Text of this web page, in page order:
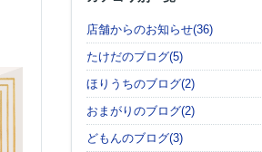
店舗からのお知らせ(36)
たけだのブログ(5)
ほりうちのブログ(2)
おまがりのブログ(2)
どもんのブログ(3)